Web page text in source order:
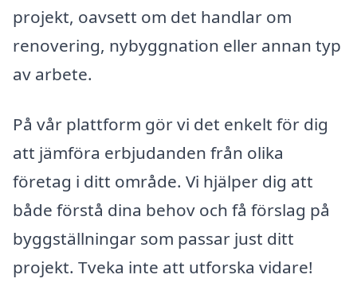
projekt, oavsett om det handlar om
renovering, nybyggnation eller annan typ
av arbete.
På vår plattform gör vi det enkelt för dig
att jämföra erbjudanden från olika
företag i ditt område. Vi hjälper dig att
både förstå dina behov och få förslag på
byggställningar som passar just ditt
projekt. Tveka inte att utforska vidare!